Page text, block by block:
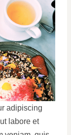
adipiscing
labore et